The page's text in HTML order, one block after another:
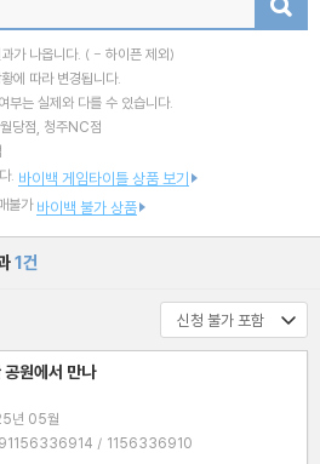
가 나옵니다. ( - 하이픈 제외)
에 따라 변경됩니다.
부는 실제와 다를 수 있습니다.
당점, 청주NC점
. 바이백 게임타이틀 상품 보기
불가 바이백 불가 상품
1건
공원에서 만나
년 05월
ISBN : 9791156336914 / 1156336910